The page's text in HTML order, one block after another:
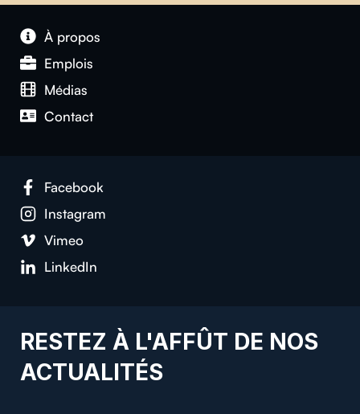
À propos
Emplois
Médias
Contact
Facebook
Instagram
Vimeo
LinkedIn
RESTEZ À L'AFFÛT DE NOS
ACTUALITÉS